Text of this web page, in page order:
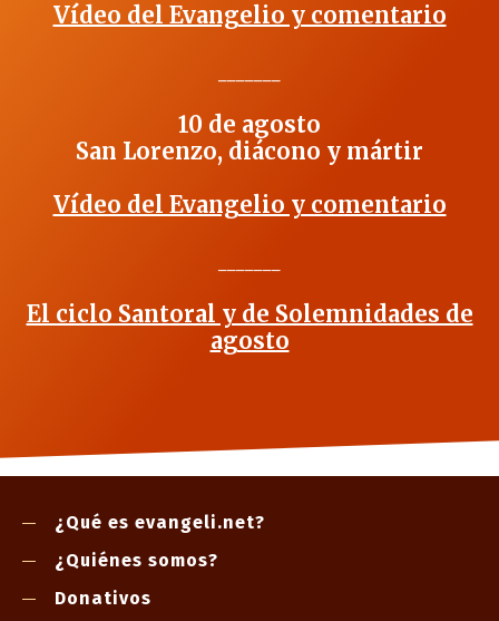
Vídeo del Evangelio y comentario
10 de agosto
San Lorenzo, diácono y mártir
Vídeo del Evangelio y comentario
El ciclo Santoral y de Solemnidades de
agosto
¿Qué es evangeli.net?
¿Quiénes somos?
Donativos